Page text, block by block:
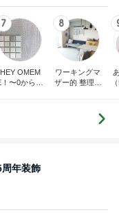
7
HEY OMEM
！〜0からの
8
ワーキングマ
ザー的 整理収
年装飾